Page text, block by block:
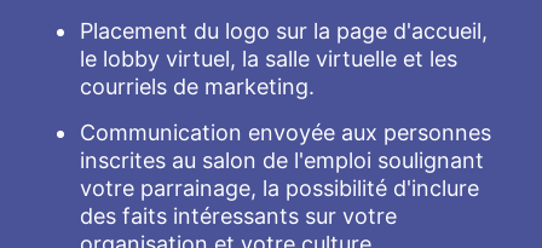
Placement du logo sur la page d'accueil,
le lobby virtuel, la salle virtuelle et les
courriels de marketing.
Communication envoyée aux personnes
inscrites au salon de l'emploi soulignant
votre parrainage, la possibilité d'inclure
des faits intéressants sur votre